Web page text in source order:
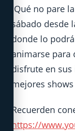
¡Qué no pare
sábado desde
donde lo
animarse para
disfrute en
mejores
Recuerden
https://